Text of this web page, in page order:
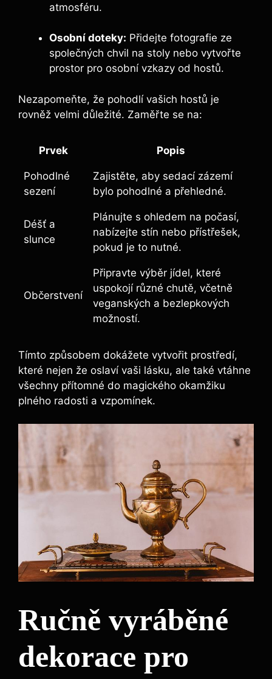
atmosféru.
Osobní doteky: Přidejte fotografie ze
společných chvil na stoly nebo vytvořte
prostor pro osobní vzkazy od hostů.
Nezapomeňte, že pohodlí vašich hostů je
rovněž velmi důležité. Zaměřte se na:
Prvek Popis
Pohodlné
sezení
Zajistěte, aby sedací zázemí
bylo pohodlné a přehledné.
Déšť a
slunce
Plánujte s ohledem na počasí,
nabízejte stín nebo přístřešek,
pokud je to nutné.
Občerstvení
Připravte výběr jídel, které
uspokojí různé chutě, včetně
veganských a bezlepkových
možností.
Tímto způsobem dokážete vytvořit prostředí,
které nejen že oslaví vaši lásku, ale také vtáhne
všechny přítomné do magického okamžiku
plného radosti a vzpomínek.
Ručně vyráběné
dekorace pro